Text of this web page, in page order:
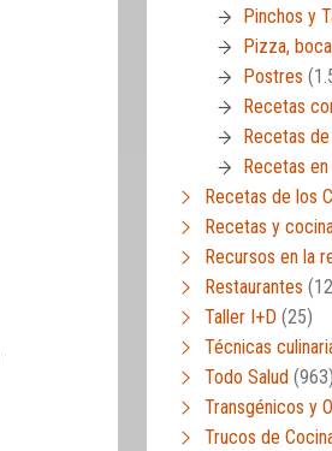
Pinchos y
Pizza,
Postres
Recetas
Recetas
Recetas
Recetas de los
Recetas y
Recursos en la
Restaurantes
Taller I+D (25)
Técnicas
Todo Salud (963)
Transgénicos y
Trucos de